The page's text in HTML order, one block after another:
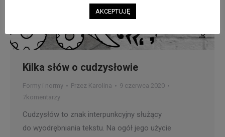
Kilka słów o cudzysłowie
Formy i normy Przez Karolina
9 czerwca 2020
7komentarzy
Cudzysłów to znak interpunkcyjny służący
do wyodrębniania tekstu. Na ogół jego użycie
AKCEPTUJĘ